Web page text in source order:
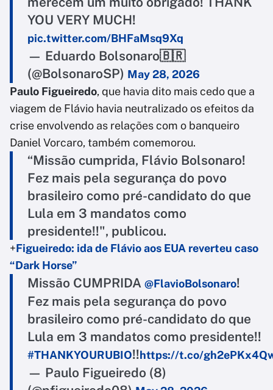
YOU VERY MUCH!
pic.twitter.com/BHFaMsq9Xq
— Eduardo Bolsonaro🇧🇷
(@BolsonaroSP) May 28, 2026
Paulo Figueiredo, que havia dito mais cedo que a
viagem de Flávio havia neutralizado os efeitos da
crise envolvendo as relações com o banqueiro
Daniel Vorcaro, também comemorou.
“Missão cumprida, Flávio Bolsonaro!
Fez mais pela segurança do povo
brasileiro como pré-candidato do que
Lula em 3 mandatos como
presidente!!", publicou.
+Figueiredo: ida de Flávio aos EUA reverteu caso
“Dark Horse”
Missão CUMPRIDA @FlavioBolsonaro!
Fez mais pela segurança do povo
brasileiro como pré-candidato do que
Lula em 3 mandatos como presidente!!
#THANKYOURUBIO!!https://t.co/
— Paulo Figueiredo (8)